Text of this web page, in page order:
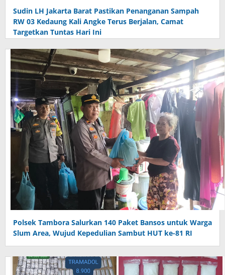
Sudin LH Jakarta Barat Pastikan Penanganan Sampah
RW 03 Kedaung Kali Angke Terus Berjalan, Camat
Targetkan Tuntas Hari Ini
Polsek Tambora Salurkan 140 Paket Bansos untuk Warga
Slum Area, Wujud Kepedulian Sambut HUT ke-81 RI